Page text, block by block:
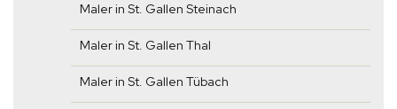
Maler in St. Gallen Steinach
Maler in St. Gallen Thal
Maler in St. Gallen Tübach